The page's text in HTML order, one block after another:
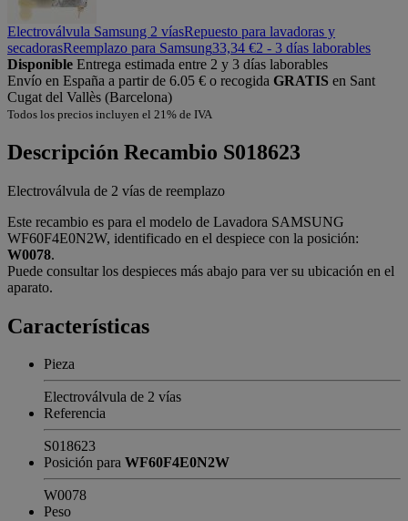
Electroválvula Samsung 2 víasRepuesto para lavadoras y
secadorasReemplazo para Samsung33,34 €2 - 3 días laborables
Disponible Entrega estimada entre 2 y 3 días laborables
Envío en España a partir de 6.05 € o recogida GRATIS en Sant
Cugat del Vallès (Barcelona)
Todos los precios incluyen el 21% de IVA
Descripción Recambio S018623
Electroválvula de 2 vías de reemplazo
Este recambio es para el modelo de Lavadora SAMSUNG
WF60F4E0N2W, identificado en el despiece con la posición:
W0078.
Puede consultar los despieces más abajo para ver su ubicación en el
aparato.
Características
Pieza
Electroválvula de 2 vías
Referencia
S018623
Posición para WF60F4E0N2W
W0078
Peso